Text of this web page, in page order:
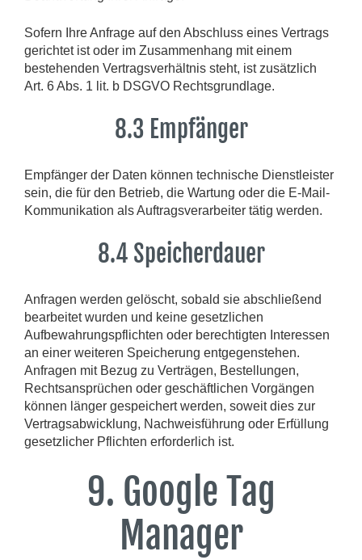
Sofern Ihre Anfrage auf den Abschluss eines Vertrags
gerichtet ist oder im Zusammenhang mit einem
bestehenden Vertragsverhältnis steht, ist zusätzlich
Art. 6 Abs. 1 lit. b DSGVO Rechtsgrundlage.
8.3 Empfänger
Empfänger der Daten können technische Dienstleister
sein, die für den Betrieb, die Wartung oder die E-Mail-
Kommunikation als Auftragsverarbeiter tätig werden.
8.4 Speicherdauer
Anfragen werden gelöscht, sobald sie abschließend
bearbeitet wurden und keine gesetzlichen
Aufbewahrungspflichten oder berechtigten Interessen
an einer weiteren Speicherung entgegenstehen.
Anfragen mit Bezug zu Verträgen, Bestellungen,
Rechtsansprüchen oder geschäftlichen Vorgängen
können länger gespeichert werden, soweit dies zur
Vertragsabwicklung, Nachweisführung oder Erfüllung
gesetzlicher Pflichten erforderlich ist.
9. Google Tag
Manager